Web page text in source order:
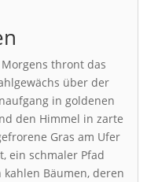
thront das
über der
in goldenen
den Himmel in zarte
Gras am Ufer
ein schmaler Pfad
Bäumen, deren